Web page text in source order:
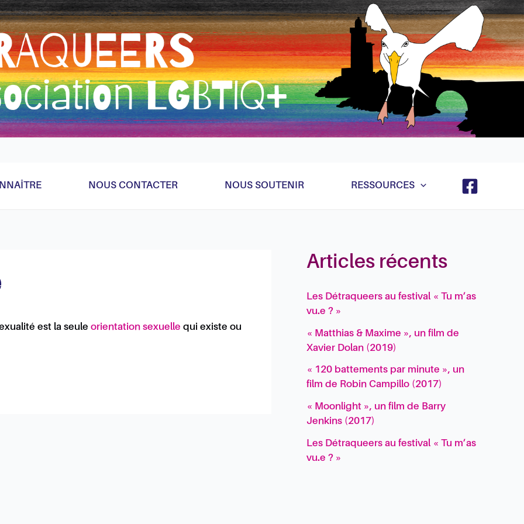
NOUS CONTACTER NOUS SOUTENIR RESSOURCES
est la seule orientation sexuelle qui existe ou
Articles récents
Les Détraqueers au festival « Tu m’as
vu.e ? »
« Matthias & Maxime », un film de
Xavier Dolan (2019)
« 120 battements par minute », un
film de Robin Campillo (2017)
« Moonlight », un film de Barry
Jenkins (2017)
Les Détraqueers au festival « Tu m’as
vu.e ? »